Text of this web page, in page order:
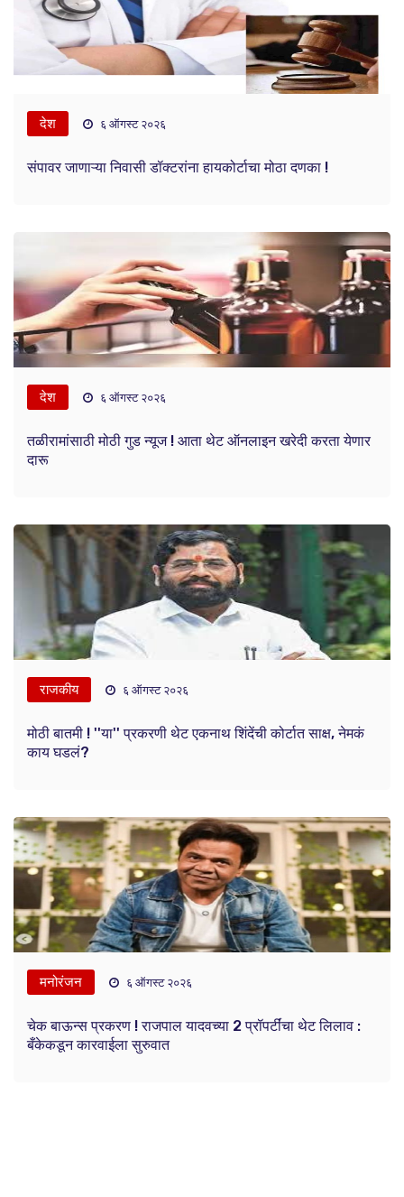
देश ६ ऑगस्ट २०२६
संपावर जाणाऱ्या निवासी डॉक्टरांना हायकोर्टाचा मोठा दणका !
देश ६ ऑगस्ट २०२६
तळीरामांसाठी मोठी गुड न्यूज ! आता थेट ऑनलाइन खरेदी करता येणार
दारू
राजकीय ६ ऑगस्ट २०२६
मोठी बातमी ! ''या'' प्रकरणी थेट एकनाथ शिंदेंची कोर्टात साक्ष, नेमकं
काय घडलं?
मनोरंजन ६ ऑगस्ट २०२६
चेक बाऊन्स प्रकरण ! राजपाल यादवच्या 2 प्रॉपर्टींचा थेट लिलाव :
बँकेकडून कारवाईला सुरुवात